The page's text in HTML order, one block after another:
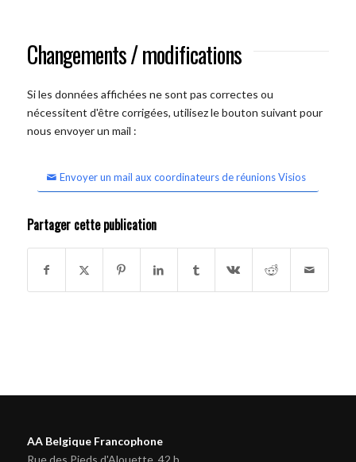
Changements / modifications
Si les données affichées ne sont pas correctes ou
nécessitent d'être corrigées, utilisez le bouton suivant pour
nous envoyer un mail :
Envoyer un mail aux coordinateurs de réunions Visios
Partager cette publication
AA Belgique Francophone
Rue des Pieds d'Alouette, 42 b